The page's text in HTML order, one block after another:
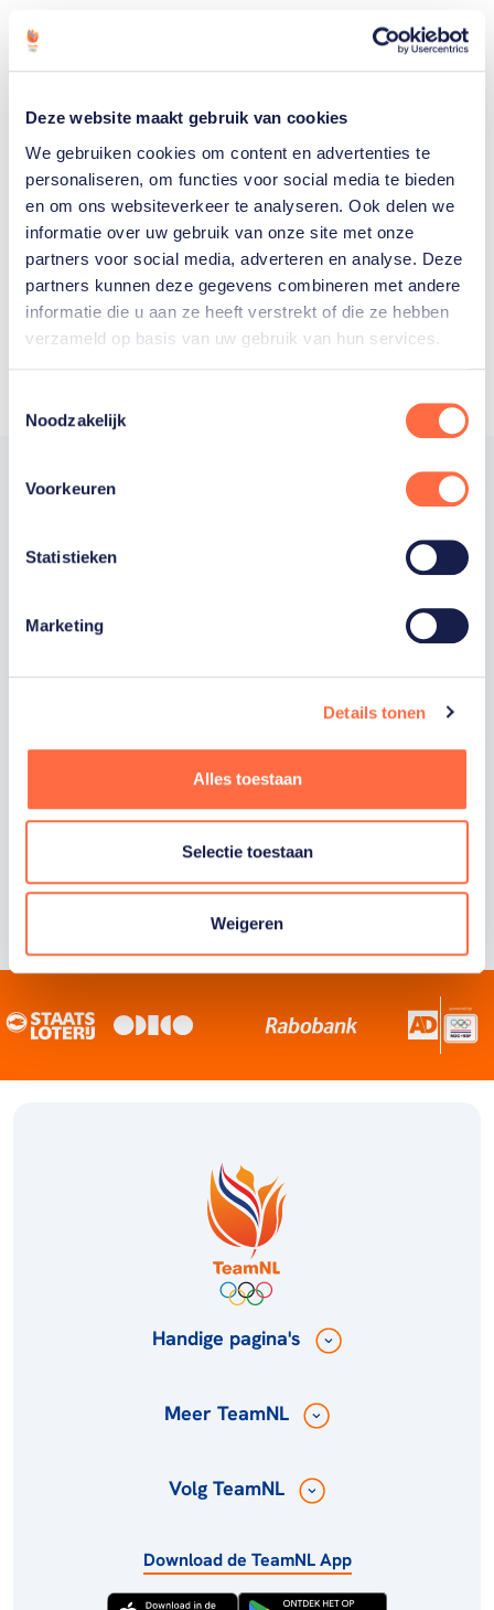
Deze website maakt gebruik van cookies
We gebruiken cookies om content en advertenties te
personaliseren, om functies voor social media te bieden
en om ons websiteverkeer te analyseren. Ook delen we
informatie over uw gebruik van onze site met onze
partners voor social media, adverteren en analyse. Deze
partners kunnen deze gegevens combineren met andere
informatie die u aan ze heeft verstrekt of die ze hebben
verzameld op basis van uw gebruik van hun services.
Noodzakelijk
Voorkeuren
Statistieken
Marketing
Details tonen
Alles toestaan
Selectie toestaan
Weigeren
Welke Nederlanders hebben er
ooit meegedaan aan de
Olympische Spelen?
Trotse hoofdsponsor
Staatsloterij is trotse hoofdsponsor van
sportiefste land van de wereld maken.
Handige pagina's
Meer TeamNL
Volg TeamNL
Download de TeamNL App